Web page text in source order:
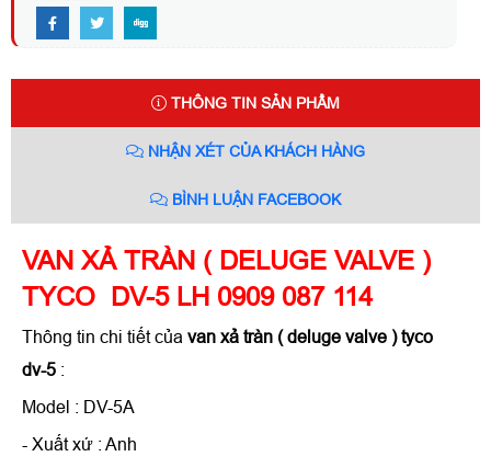
THÔNG TIN SẢN PHẨM
NHẬN XÉT CỦA KHÁCH HÀNG
BÌNH LUẬN FACEBOOK
VAN XẢ TRÀN ( DELUGE VALVE )
TYCO DV-5 LH 0909 087 114
Thông tin chi tiết của van xả tràn ( deluge valve ) tyco
dv-5 :
Model : DV-5A
- Xuất xứ : Anh